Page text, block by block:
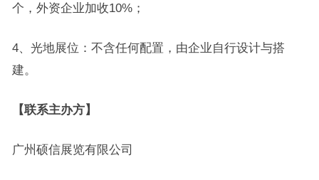
个，外资企业加收10%；
4、光地展位：不含任何配置，由企业自行设计与搭
建。
【联系主办方】
广州硕信展览有限公司